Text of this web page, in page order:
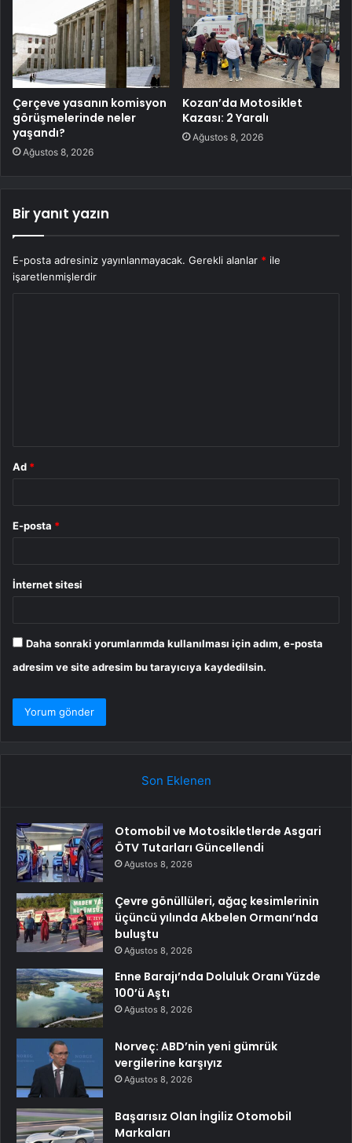
Çerçeve yasanın komisyon
görüşmelerinde neler
yaşandı?
Ağustos 8, 2026
Kozan’da Motosiklet
Kazası: 2 Yaralı
Ağustos 8, 2026
Bir yanıt yazın
E-posta adresiniz yayınlanmayacak. Gerekli alanlar * ile
işaretlenmişlerdir
Ad *
E-posta *
İnternet sitesi
Daha sonraki yorumlarımda kullanılması için adım, e-posta
adresim ve site adresim bu tarayıcıya kaydedilsin.
Son Eklenen
Otomobil ve Motosikletlerde Asgari
ÖTV Tutarları Güncellendi
Ağustos 8, 2026
Çevre gönüllüleri, ağaç kesimlerinin
üçüncü yılında Akbelen Ormanı’nda
buluştu
Ağustos 8, 2026
Enne Barajı’nda Doluluk Oranı Yüzde
100’ü Aştı
Ağustos 8, 2026
Norveç: ABD’nin yeni gümrük
vergilerine karşıyız
Ağustos 8, 2026
Başarısız Olan İngiliz Otomobil
Markaları